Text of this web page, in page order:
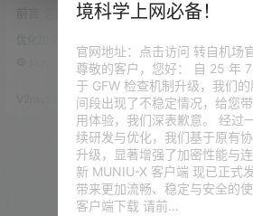
VLESS/Trojan/NaiveProxy
谁更强！NaiveProxy协议一
键搭建，NaiveProxy对‎比
Trojan及VLESS。
前言 这段时间，有一个单词不断
也是挺高的。这个就是Naivepro
xy，有很多小伙伴认为这个代理
是最近才出来的，其实非也。Nai
veproxy从2019年年末初出江
湖，到现在也差不多经过10个月
的发展了，只是在爆出V2RAY-V
MESS的漏洞新闻之后，Naivepr
oxy才进入了更多人的眼球，并迅
速蔓延。 其实作者的开发思路很
清晰，因为我们使用科学上网协
议的混淆、加密的…
0
V2raySSR综合网 20年9月23日
境科学上网必备！
官网地址：点击访问 转自机场
尊敬的客户，您好： 自 25 年
于 GFW 检查机制升级，我们
间段出现了不稳定情况，给您
用体验，我们深表歉意。 经过
续研发与优化，我们基于原有
升级，显著增强了加密性能与
新 MUNIU-X 客户端 现已正式
带来更加流畅、稳定与安全的
客户端下载 请前…